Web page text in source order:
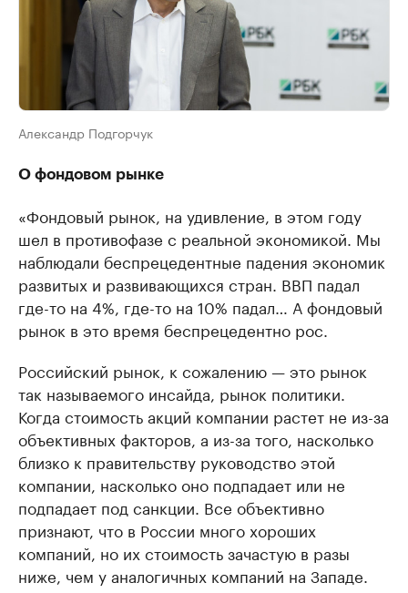
Александр Подгорчук
О фондовом рынке
«Фондовый рынок, на удивление, в этом году
шел в противофазе с реальной экономикой. Мы
наблюдали беспрецедентные падения экономик
развитых и развивающихся стран. ВВП падал
где-то на 4%, где-то на 10% падал… А фондовый
рынок в это время беспрецедентно рос.
Российский рынок, к сожалению — это рынок
так называемого инсайда, рынок политики.
Когда стоимость акций компании растет не из-за
объективных факторов, а из-за того, насколько
близко к правительству руководство этой
компании, насколько оно подпадает или не
подпадает под санкции. Все объективно
признают, что в России много хороших
компаний, но их стоимость зачастую в разы
ниже, чем у аналогичных компаний на Западе.